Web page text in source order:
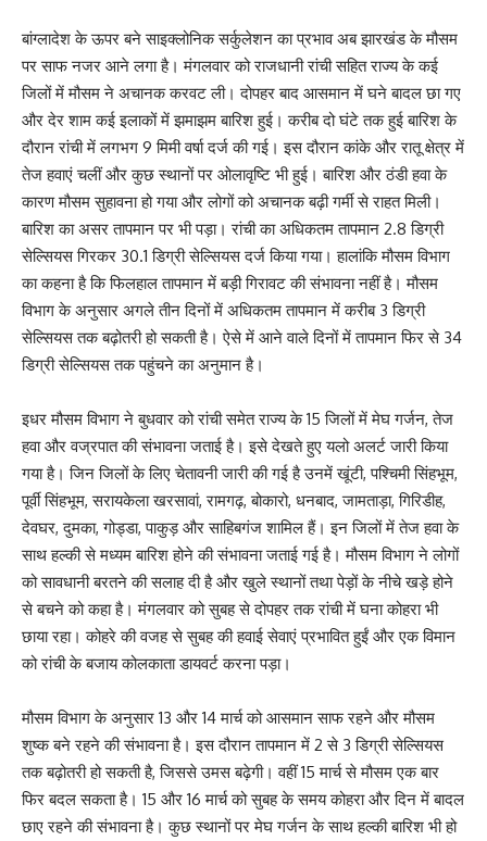
बांग्लादेश के ऊपर बने साइक्लोनिक सर्कुलेशन का प्रभाव अब झारखंड के मौसम
पर साफ नजर आने लगा है। मंगलवार को राजधानी रांची सहित राज्य के कई
जिलों में मौसम ने अचानक करवट ली। दोपहर बाद आसमान में घने बादल छा गए
और देर शाम कई इलाकों में झमाझम बारिश हुई। करीब दो घंटे तक हुई बारिश के
दौरान रांची में लगभग 9 मिमी वर्षा दर्ज की गई। इस दौरान कांके और रातू क्षेत्र में
तेज हवाएं चलीं और कुछ स्थानों पर ओलावृष्टि भी हुई। बारिश और ठंडी हवा के
कारण मौसम सुहावना हो गया और लोगों को अचानक बढ़ी गर्मी से राहत मिली।
बारिश का असर तापमान पर भी पड़ा। रांची का अधिकतम तापमान 2.8 डिग्री
सेल्सियस गिरकर 30.1 डिग्री सेल्सियस दर्ज किया गया। हालांकि मौसम विभाग
का कहना है कि फिलहाल तापमान में बड़ी गिरावट की संभावना नहीं है। मौसम
विभाग के अनुसार अगले तीन दिनों में अधिकतम तापमान में करीब 3 डिग्री
सेल्सियस तक बढ़ोतरी हो सकती है। ऐसे में आने वाले दिनों में तापमान फिर से 34
डिग्री सेल्सियस तक पहुंचने का अनुमान है।
इधर मौसम विभाग ने बुधवार को रांची समेत राज्य के 15 जिलों में मेघ गर्जन, तेज
हवा और वज्रपात की संभावना जताई है। इसे देखते हुए यलो अलर्ट जारी किया
गया है। जिन जिलों के लिए चेतावनी जारी की गई है उनमें खूंटी, पश्चिमी सिंहभूम,
पूर्वी सिंहभूम, सरायकेला खरसावां, रामगढ़, बोकारो, धनबाद, जामताड़ा, गिरिडीह,
देवघर, दुमका, गोड्डा, पाकुड़ और साहिबगंज शामिल हैं। इन जिलों में तेज हवा के
साथ हल्की से मध्यम बारिश होने की संभावना जताई गई है। मौसम विभाग ने लोगों
को सावधानी बरतने की सलाह दी है और खुले स्थानों तथा पेड़ों के नीचे खड़े होने
से बचने को कहा है। मंगलवार को सुबह से दोपहर तक रांची में घना कोहरा भी
छाया रहा। कोहरे की वजह से सुबह की हवाई सेवाएं प्रभावित हुईं और एक विमान
को रांची के बजाय कोलकाता डायवर्ट करना पड़ा।
मौसम विभाग के अनुसार 13 और 14 मार्च को आसमान साफ रहने और मौसम
शुष्क बने रहने की संभावना है। इस दौरान तापमान में 2 से 3 डिग्री सेल्सियस
तक बढ़ोतरी हो सकती है, जिससे उमस बढ़ेगी। वहीं 15 मार्च से मौसम एक बार
फिर बदल सकता है। 15 और 16 मार्च को सुबह के समय कोहरा और दिन में बादल
छाए रहने की संभावना है। कुछ स्थानों पर मेघ गर्जन के साथ हल्की बारिश भी हो